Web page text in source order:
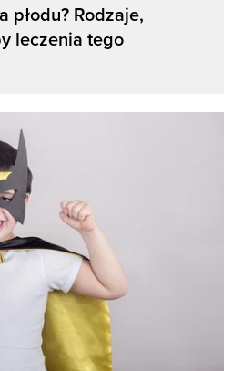
płodu? Rodzaje,
leczenia tego